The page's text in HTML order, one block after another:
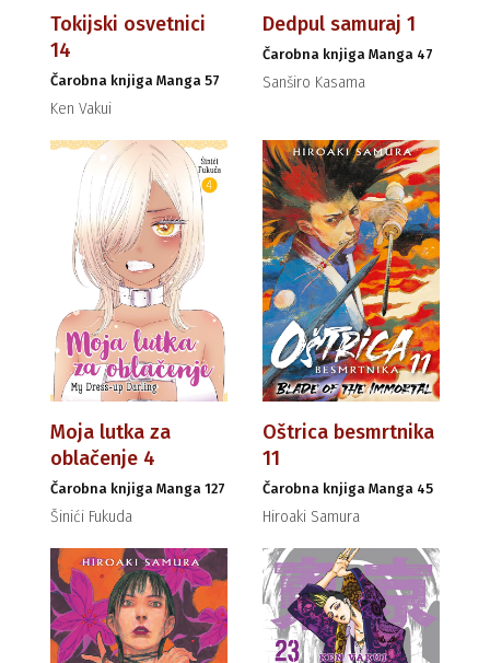
Tokijski osvetnici
14
Čarobna knjiga Manga 57
Ken Vakui
Dedpul samuraj 1
Čarobna knjiga Manga 47
Sanširo Kasama
Moja lutka za
oblačenje 4
Čarobna knjiga Manga 127
Šinići Fukuda
Oštrica besmrtnika
11
Čarobna knjiga Manga 45
Hiroaki Samura